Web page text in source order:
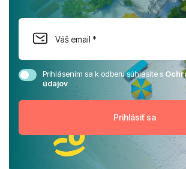
Prihlásením sa k odberu súhlasíte s
údajov